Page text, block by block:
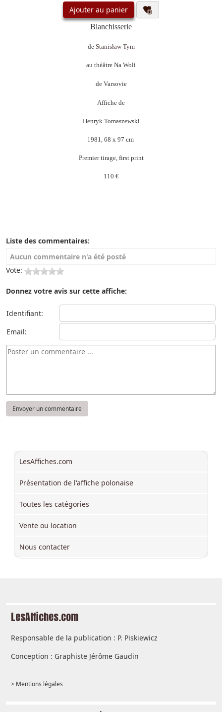
Ajouter au panier
Blanchisserie
de Stanisław Tym
au théâtre Na Woli
de Varsovie
Affiche de
Henryk Tomaszewski
1981, 68 x 97 cm
Premier tirage, first print
110 €
Liste des commentaires:
Aucun commentaire n'a été posté
Vote:
Donnez votre avis sur cette affiche:
Identifiant:
Email:
LesAffiches.com
Présentation de l'affiche polonaise
Toutes les catégories
Vente ou location
Nous contacter
LesAffiches.com
Responsable de la publication : P. Piskiewicz
Conception : Graphiste Jérôme Gaudin
> Mentions légales